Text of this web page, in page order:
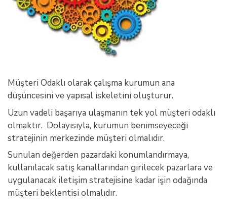
Müşteri Odaklı olarak çalışma kurumun ana
düşüncesini ve yapısal iskeletini oluşturur.
Uzun vadeli başarıya ulaşmanın tek yol müşteri odaklı
olmaktır. Dolayısıyla, kurumun benimseyeceği
stratejinin merkezinde müşteri olmalıdır.
Sunulan değerden pazardaki konumlandırmaya,
kullanılacak satış kanallarından girilecek pazarlara ve
uygulanacak iletişim stratejisine kadar işin odağında
müşteri beklentisi olmalıdır.